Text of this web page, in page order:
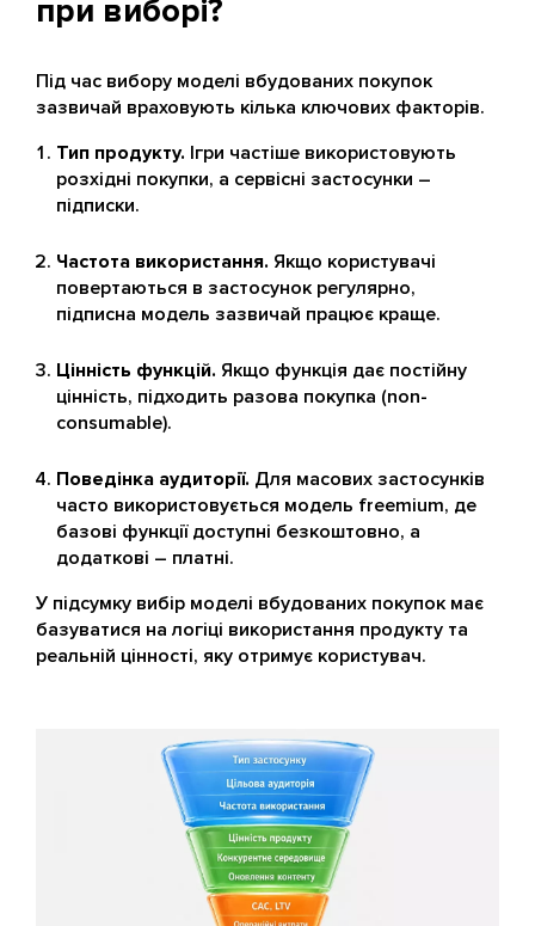
при виборі?
Під час вибору моделі вбудованих покупок
зазвичай враховують кілька ключових факторів.
Тип продукту. Ігри частіше використовують
розхідні покупки, а сервісні застосунки –
підписки.
Частота використання. Якщо користувачі
повертаються в застосунок регулярно,
підписна модель зазвичай працює краще.
Цінність функцій. Якщо функція дає постійну
цінність, підходить разова покупка (non-
consumable).
Поведінка аудиторії. Для масових застосунків
часто використовується модель freemium, де
базові функції доступні безкоштовно, а
додаткові – платні.
У підсумку вибір моделі вбудованих покупок має
базуватися на логіці використання продукту та
реальній цінності, яку отримує користувач.